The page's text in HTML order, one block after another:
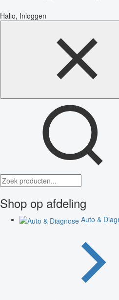
Hallo, Inloggen
Shop op afdeling
Auto &